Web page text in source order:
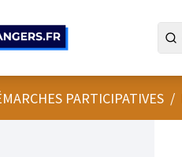
PARTICIPATIVES /